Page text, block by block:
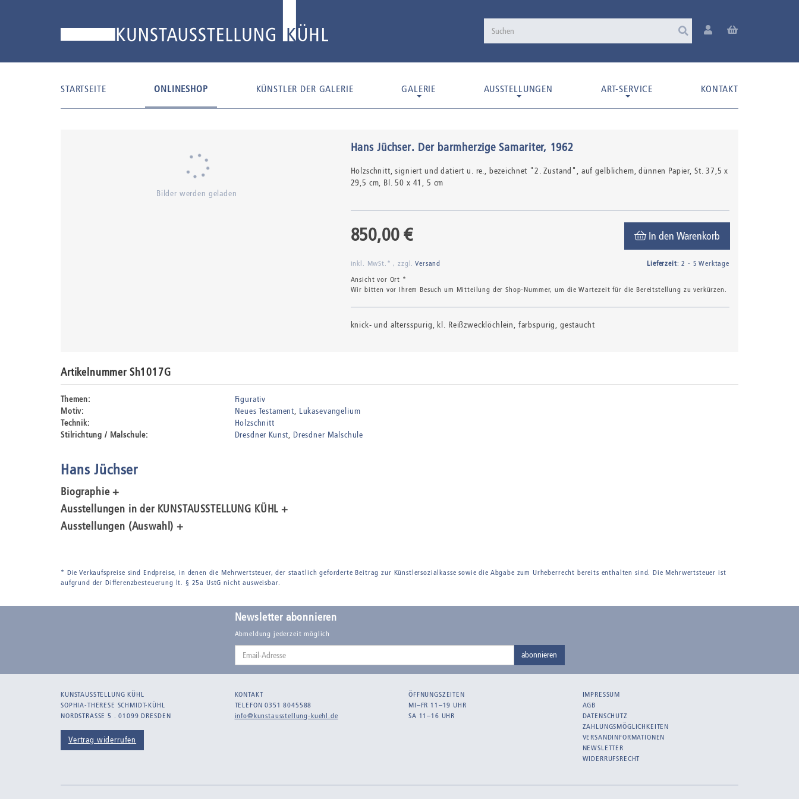
STARTSEITE ONLINESHOP KÜNSTLER DER GALERIE GALERIE AUSSTELLUNGEN ART-SERVICE KONTAKT
Bilder werden geladen
Hans Jüchser. Der barmherzige Samariter, 1962
Holzschnitt,signiert und datiert u. re., bezeichnet "2. Zustand", auf gelblichem, dünnen Papier, St. 37,5 x
29,5 cm, Bl. 50 x 41, 5 cm
850,00 €
inkl. MwSt.* , zzgl.Versand
In den Warenkorb
Lieferzeit: 2 - 5 Werktage
Ansicht vor Ort *
Wir bitten vor Ihrem Besuch um Mitteilung der Shop-Nummer, um die Wartezeit für die Bereitstellung zu verkürzen.
knick- und altersspurig, kl. Reißzwecklöchlein, farbspurig, gestaucht
Artikelnummer Sh1017G
Themen:
Figurativ
Motiv:
Neues Testament Lukasevangelium
Technik:
Holzschnitt
Stilrichtung / Malschule:
Dresdner Kunst Dresdner Malschule
Hans Jüchser
Biographie +
Ausstellungen in der KUNSTAUSSTELLUNG KÜHL +
Ausstellungen (Auswahl) +
* Die Verkaufspreise sind Endpreise, in denen die Mehrwertsteuer, der staatlich geforderte Beitrag zur Künstlersozialkasse sowie die Abgabe zum Urheberrecht bereits enthalten sind. Die Mehrwertsteuer ist
aufgrund der Differenzbesteuerung lt. § 25a UstG nicht ausweisbar.
Newsletter abonnieren
Abmeldung jederzeit möglich
Email-
abonnieren
KUNSTAUSSTELLUNG KÜHL
SOPHIA-THERESE SCHMIDT-KÜHL
NORDSTRASSE 5 . 01099 DRESDEN
Vertrag widerrufen
KONTAKT
TELEFON 0351 8045588
info@kunstausstellung-kuehl.de
ÖFFNUNGSZEITEN
MI–FR 11–19 UHR
SA 11–16 UHR
IMPRESSUM
AGB
DATENSCHUTZ
ZAHLUNGSMÖGLICHKEITEN
VERSANDINFORMATIONEN
NEWSLETTER
WIDERRUFSRECHT